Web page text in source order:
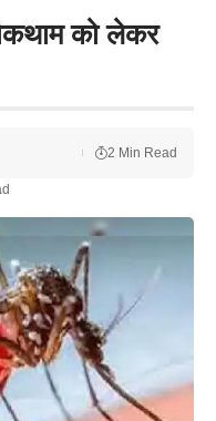
को लेकर
2 Min Read